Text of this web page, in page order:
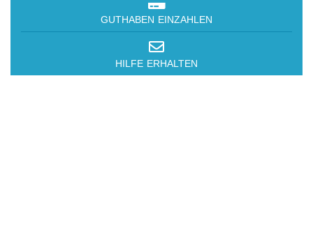
GUTHABEN EINZAHLEN
HILFE ERHALTEN